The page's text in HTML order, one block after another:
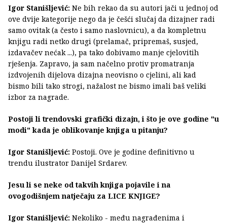
Igor Stanišljević: Ne bih rekao da su autori jači u jednoj od
ove dvije kategorije nego da je češći slučaj da dizajner radi
samo ovitak (a često i samo naslovnicu), a da kompletnu
knjigu radi netko drugi (prelamač, pripremaš, susjed,
izdavačev nećak ...), pa tako dobivamo manje cjelovitih
rješenja. Zapravo, ja sam načelno protiv promatranja
izdvojenih dijelova dizajna neovisno o cjelini, ali kad
bismo bili tako strogi, nažalost ne bismo imali baš veliki
izbor za nagrade.
Postoji li trendovski grafički dizajn, i što je ove godine "u
modi" kada je oblikovanje knjiga u pitanju?
Igor Stanišljević: Postoji. Ove je godine definitivno u
trendu ilustrator Danijel Srdarev.
Jesu li se neke od takvih knjiga pojavile i na
ovogodišnjem natječaju za LICE KNJIGE?
Igor Stanišljević: Nekoliko - među nagrađenima i